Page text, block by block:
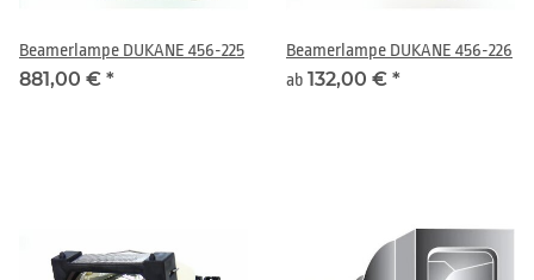
Beamerlampe DUKANE 456-225
881,00 € *
Beamerlampe DUKANE 456-226
ab 132,00 € *